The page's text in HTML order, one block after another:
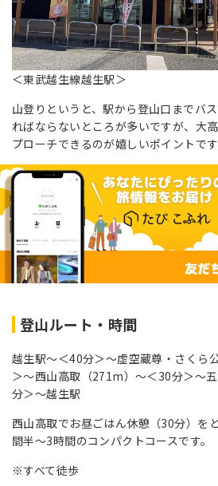
＜東武越生線越生駅＞
山登りというと、駅から登山口までバ
ればならないところが多いですが、大
プローチできるのが嬉しいポイントです
登山ルート・時間
越生駅～＜40分＞～虚空蔵尊・さくら
＞～西山高取（271m）～＜30分＞～
分＞～越生駅
西山高取でお昼ごはん休憩（30分）を
間半～3時間のコンパクトコースです。
※すべて徒歩